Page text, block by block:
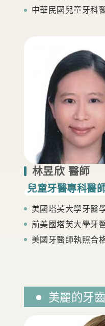
中華民國兒童牙科
林昱欣 醫師
兒童牙醫專科醫
美國塔芙大學牙醫
前美國塔芙大學牙
美國牙醫師執照合
美麗的牙